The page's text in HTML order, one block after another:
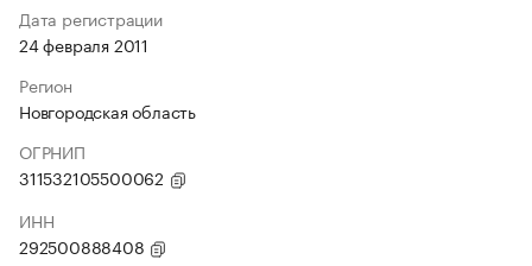
Дата регистрации
24 февраля 2011
Регион
Новгородская область
ОГРНИП
311532105500062
ИНН
292500888408